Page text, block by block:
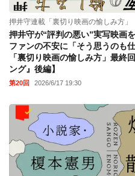
押井守連載「裏切り映画の愉しみ方」
押井守が“評判の悪い”実写映画
ファンの不安に「そう思うのも
「裏切り映画の愉しみ方」最終
ング』後編】
第20回 2026/6/17 19:30